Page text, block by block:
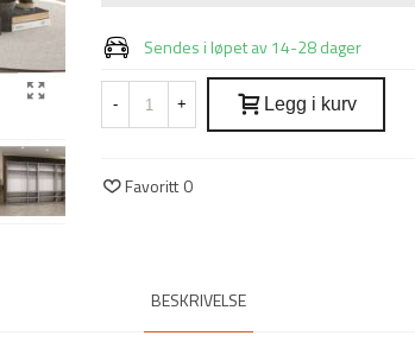
Sendes i løpet av 14-28 dager
- + Legg i kurv
Favoritt 0
BESKRIVELSE